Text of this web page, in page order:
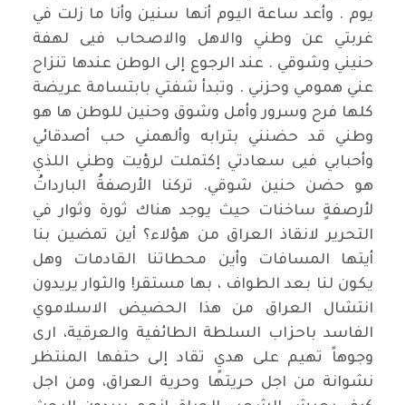
يوم . وأعد ساعة اليوم أنها سنين وأنا ما زلت في
غربتي عن وطني والاهل والاصحاب فيى لهفة
حنيني وشوقي . عند الرجوع إلى الوطن عندها تنزاح
عني همومي وحزني . وتبدأ شفتي بابتسامة عريضة
كلها فرح وسرور وأمل وشوق وحنين للوطن ها هو
وطني قد حضنني بترابه وألهمني حب أصدقائي
وأحبابي فيى سعادتي إكتملت لرؤيت وطني اللذي
هو حضن حنين شوقي. تركنا الأرصفةُ البارداتُ
لأرصفةٍ ساخنات حيث يوجد هناك ثورة وثوار في
التحرير لانقاذ العراق من هؤلاء؟ أين تمضين بنا
أيتها المسافات وأين محطاتنا القادمات وهل
يكون لنا بعد الطواف ، بها مستقر! والثوار يريدون
انتشال العراق من هذا الحضيض الاسلاموي
الفاسد باحزاب السلطة الطائفية والعرقية، ارى
وجوهاً تهيم على هديٍ تقاد إلى حتفها المنتظر
نشوانة من اجل حريتها وحرية العراق، ومن اجل